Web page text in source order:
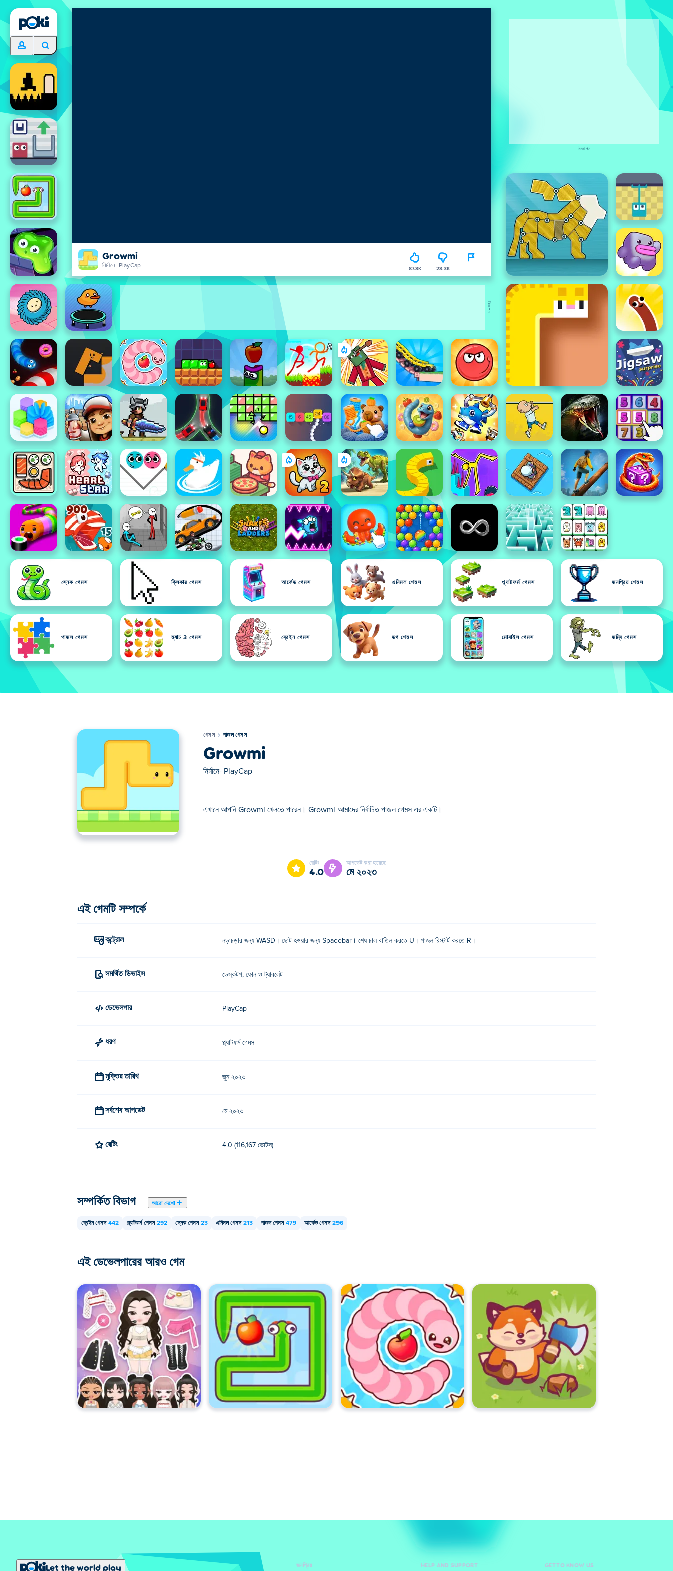
Growmi
নির্মানে- PlayCap 87.8K 28.3K
স্নেক গেমস ক্লিকার গেমস আর্কেড গেমস এনিমল গেমস প্ল্যাটফর্ম গেমস জনপ্রিয় গেমস
পাজল গেমস ম্যাচ 3 গেমস ব্রেইন গেমস ডগ গেমস মোবাইল গেমস জম্বি গেমস
বিজ্ঞাপন
বিজ্ঞাপন
গেমস পাজল গেমস
Growmi
নির্মানে- PlayCap
এখানে আপনি Growmi খেলতে পারেন। Growmi আমাদের নির্বাচিত পাজল গেমস এর একটি।
এখানে আপনি Growmi খেলতে পারেন। Growmi আমাদের নির্বাচিত পাজল গেমস এর একটি।
রেটিং
4.0
আপডেট করা হয়েছে
মে ২০২৩
এই গেমটি সম্পর্কে
কন্ট্রোল নড়াচড়ার জন্য WASD। ছোট হওয়ার জন্য Spacebar। শেষ চাল বাতিল করতে U। পাজল রিস্টার্ট করতে R।
সমর্থিত ডিভাইস ডেস্কটপ, ফোন ও ট্যাবলেট
ডেভেলপার PlayCap
ধরণ প্ল্যাটফর্ম গেমস
মুক্তির তারিখ জুন ২০২৩
সর্বশেষ আপডেট মে ২০২৩
রেটিং 4.0 (116,167 ভোটস)
সম্পর্কিত বিভাগ আরো দেখো
ব্রেইন গেমস 442 প্ল্যাটফর্ম গেমস 292 স্নেক গেমস 23 এনিমল গেমস 213 পাজল গেমস 479 আর্কেড গেমস 296
এই ডেভেলপারের আরও গেম
Let the world play জনপ্রিয় HELP AND SUPPORT GET TO KNOW US